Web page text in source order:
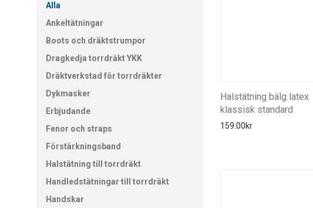
Alla
Ankeltätningar
Boots och dräktstrumpor
Dragkedja torrdräkt YKK
Dräktverkstad för torrdräkter
Dykmasker
Erbjudande
Fenor och straps
Förstärkningsband
Halstätning till torrdräkt
Handledstätningar till torrdräkt
Handskar
Halstätning bälg latex
klassisk standard
159.00kr